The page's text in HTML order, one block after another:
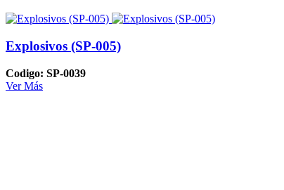
Explosivos (SP-005)
Codigo: SP-0039
Ver Más